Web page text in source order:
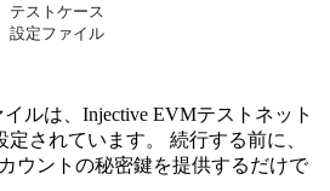
ストケース
定ファイル
イルは、Injective EVMテストネット
されています。 続行する前に、
ウントの秘密鍵を提供するだけで